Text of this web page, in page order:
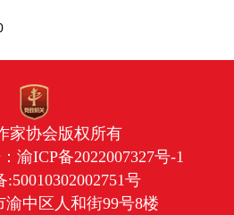
家协会版权所有
渝ICP备2022007327号-1
号
中区人和街99号8楼